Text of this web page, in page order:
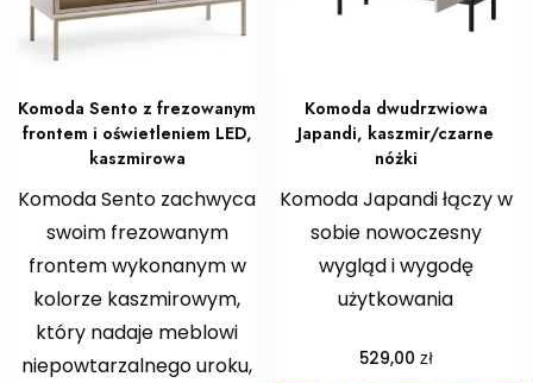
Komoda Sento z frezowanym
frontem i oświetleniem LED,
kaszmirowa
Komoda Sento zachwyca
swoim frezowanym
frontem wykonanym w
kolorze kaszmirowym,
który nadaje meblowi
niepowtarzalnego uroku,
Komoda dwudrzwiowa
Japandi, kaszmir/czarne
nóżki
Komoda Japandi łączy w
sobie nowoczesny
wygląd i wygodę
użytkowania
529,00 zł